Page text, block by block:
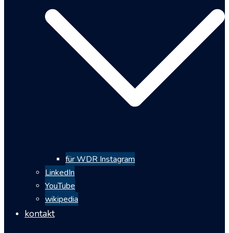
für WDR Instagram
LinkedIn
YouTube
wikipedia
kontakt